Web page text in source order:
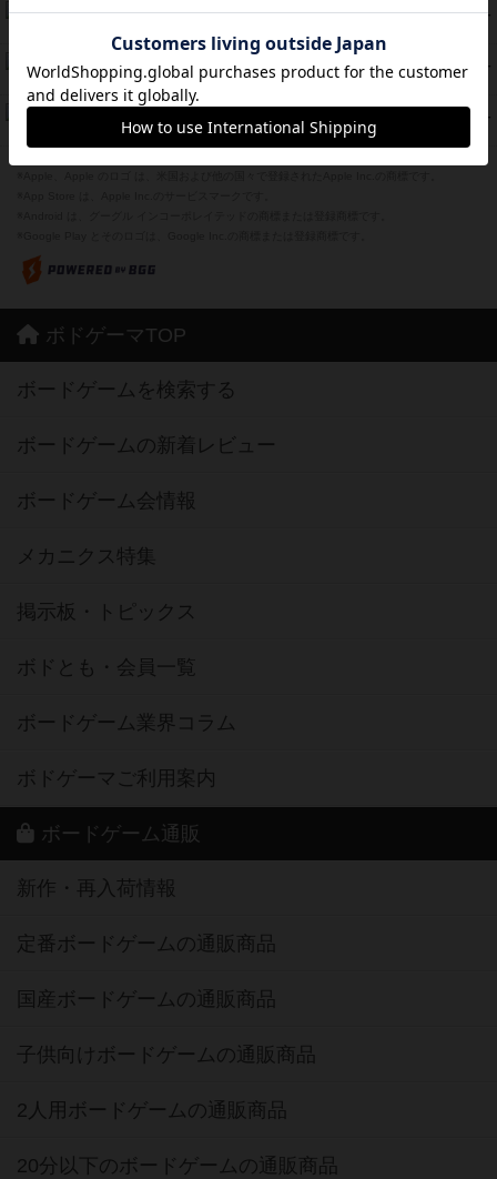
46 PT
ラピード
44 PT
紹介文なし 0件の投稿
PT
ふたつの城の物語
紹介文あり 6件の投稿
ボドゲーマTOP
ボードゲームを検索する
ボードゲームの新着レビュー
ボードゲーム会情報
メカニクス特集
掲示板・トピックス
ボドとも・会員一覧
ボードゲーム業界コラム
ボドゲーマご利用案内
ボードゲーム通販
新作・再入荷情報
定番ボードゲームの通販商品
国産ボードゲームの通販商品
子供向けボードゲームの通販商品
2人用ボードゲームの通販商品
20分以下のボードゲームの通販商品